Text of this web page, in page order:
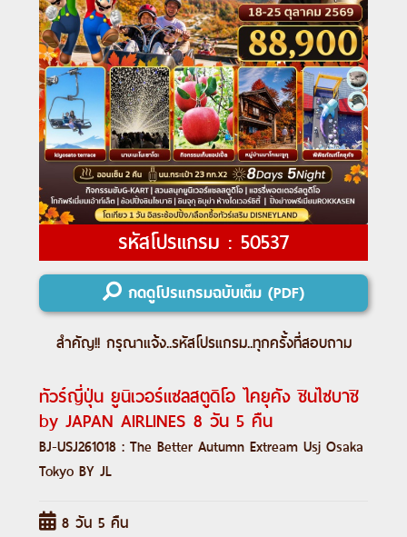
รหัสโปรแกรม : 50537
กดดูโปรแกรมฉบับเต็ม (PDF)
สำคัญ!! กรุณาแจ้ง..รหัสโปรแกรม..ทุกครั้งที่สอบถาม
ทัวร์ญี่ปุ่น ยูนิเวอร์แซลสตูดิโอ ไคยุคัง ชินไซบาชิ
by JAPAN AIRLINES 8 วัน 5 คืน
BJ-USJ261018 : The Better Autumn Extream Usj Osaka
Tokyo BY JL
8 วัน 5 คืน